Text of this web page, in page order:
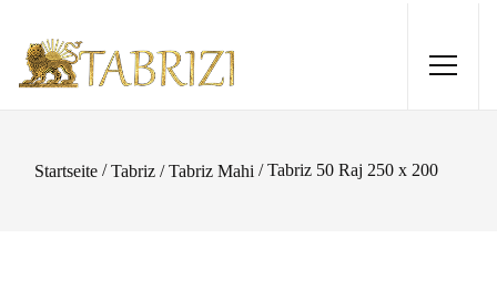
Startseite /Tabriz / Tabriz Mahi / Tabriz 50 Raj 250 x 200